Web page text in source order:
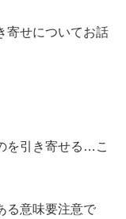
寄せについてお話
を引き寄せる…こ
る意味要注意で